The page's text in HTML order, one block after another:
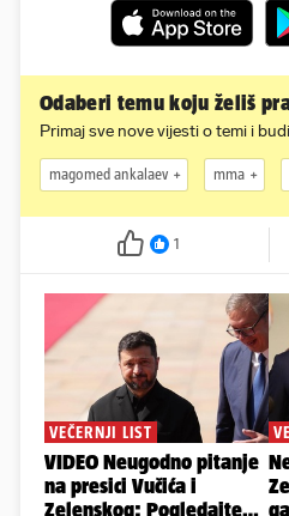
Odaberi temu koju želiš
Primaj sve nove vijesti o temi i
magomed ankalaev mma
1